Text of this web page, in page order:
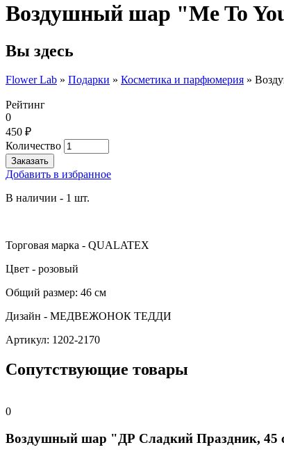
Воздушный шар "Me To
Вы здесь
Flower Lab » Подарки » Косметика и парфюмерия »
Рейтинг
0
450 ₽
Количество
Добавить в избранное
В наличии - 1 шт.
Торговая марка - QUALATEX
Цвет - розовый
Общий размер: 46 см
Дизайн - МЕДВЕЖОНОК ТЕДДИ
Артикул: 1202-2170
Сопутствующие товары
0
Воздушный шар "ДР Сладкий Праздник, 45